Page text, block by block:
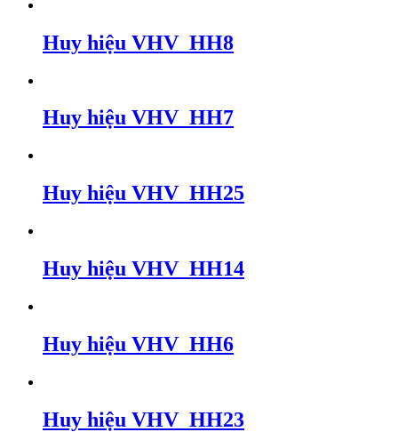
Huy hiệu VHV_HH8
Huy hiệu VHV_HH7
Huy hiệu VHV_HH25
Huy hiệu VHV_HH14
Huy hiệu VHV_HH6
Huy hiệu VHV_HH23